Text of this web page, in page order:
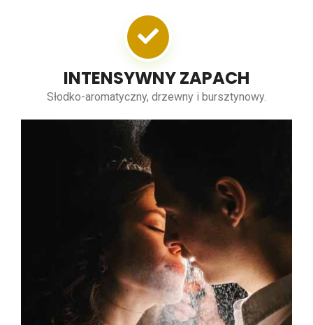
INTENSYWNY ZAPACH
Słodko-aromatyczny, drzewny i bursztynowy.